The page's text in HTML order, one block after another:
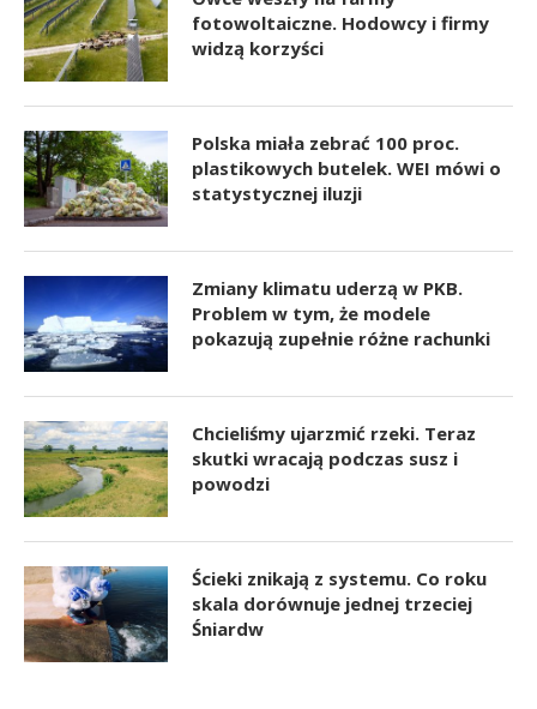
fotowoltaiczne. Hodowcy i firmy
widzą korzyści
Polska miała zebrać 100 proc.
plastikowych butelek. WEI mówi o
statystycznej iluzji
Zmiany klimatu uderzą w PKB.
Problem w tym, że modele
pokazują zupełnie różne rachunki
Chcieliśmy ujarzmić rzeki. Teraz
skutki wracają podczas susz i
powodzi
Ścieki znikają z systemu. Co roku
skala dorównuje jednej trzeciej
Śniardw